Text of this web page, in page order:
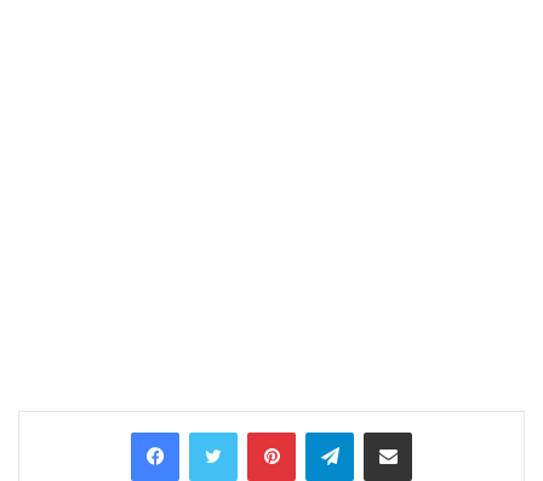
PinterestTelegramShare via Email